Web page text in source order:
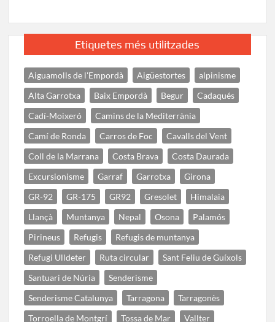
Etiquetes més utilitzades
Aiguamolls de l'Empordà Aigüestortes
alpinisme
Alta Garrotxa
Baix Empordà Begur
Cadaqués
Cadí-Moixeró
Camins de la Mediterrània
Camí de Ronda
Carros de Foc
Cavalls del Vent
Coll de la Marrana
Costa Brava
Costa Daurada
Excursionisme
Garraf Garrotxa
Girona
GR-92
GR-175 GR92 Gresolet
Himalaia
Llançà
Muntanya Nepal Osona
Palamós
Pirineus
Refugis
Refugis de muntanya
Refugi Ulldeter
Ruta circular
Sant Feliu de Guíxols
Santuari de Núria
Senderisme
Senderisme Catalunya
Tarragona
Tarragonès
Torroella de Montgrí
Tossa de Mar
Vallter